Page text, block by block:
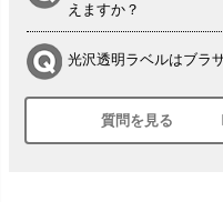
えますか？
光沢透明ラベルはブラ
シルバーペーパーに
は？
質問を見る